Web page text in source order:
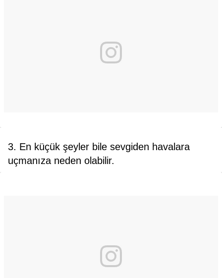
3. En küçük şeyler bile sevgiden havalara
uçmanıza neden olabilir.